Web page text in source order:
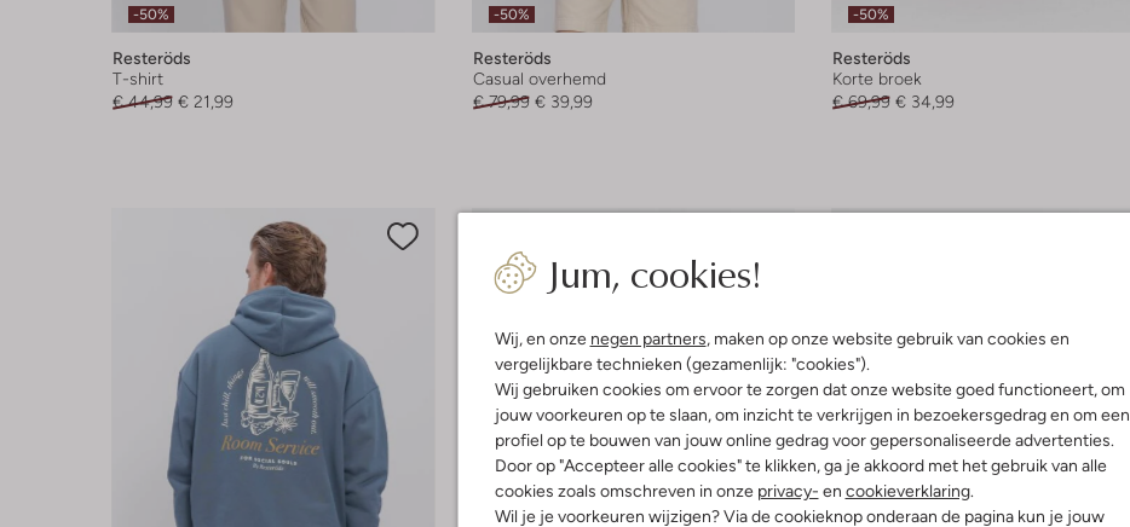
Jum, cookies!
Wij, en onze negen partners, maken op onze website gebruik van cookies en
vergelijkbare technieken (gezamenlijk: "cookies").
Wij gebruiken cookies om ervoor te zorgen dat onze website goed functioneert, om
jouw voorkeuren op te slaan, om inzicht te verkrijgen in bezoekersgedrag en om een
profiel op te bouwen van jouw online gedrag voor gepersonaliseerde advertenties.
Door op "Accepteer alle cookies" te klikken, ga je akkoord met het gebruik van alle
cookies zoals omschreven in onze privacy- en cookieverklaring.
Wil je je voorkeuren wijzigen? Via de cookieknop onderaan de pagina kun je jouw
-50%
Resteröds
T-shirt
€ 44,99 € 21,99
-50%
Resteröds
Casual overhemd
€ 79,99 € 39,99
-50%
Resteröds
Korte broek
€ 69,99 € 34,99